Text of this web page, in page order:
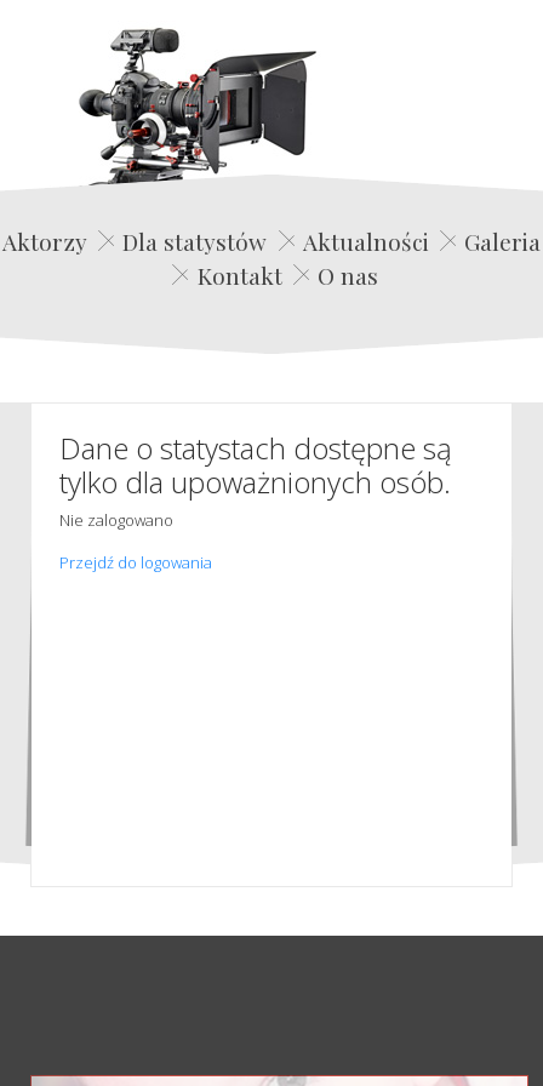
Edwin Film Agencja Aktorska
Aktorzy Dla statystów Aktualności
Galeria
Kontakt
O nas
Dane o statystach dostępne są
tylko dla upoważnionych osób.
Nie zalogowano
Przejdź do logowania